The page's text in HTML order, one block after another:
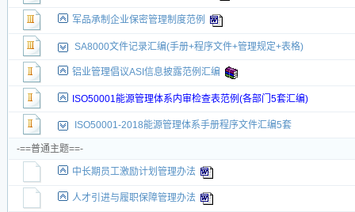
军品承制企业保密管理制度范例
SA8000文件记录汇编(手册+程序文件+管理规定+表格)
铝业管理倡议ASI信息披露范例汇编
ISO50001能源管理体系内审检查表范例(各部门5套汇编)
ISO50001-2018能源管理体系手册程序文件汇编5套
-==普通主题==-
中长期员工激励计划管理办法
人才引进与履职保障管理办法